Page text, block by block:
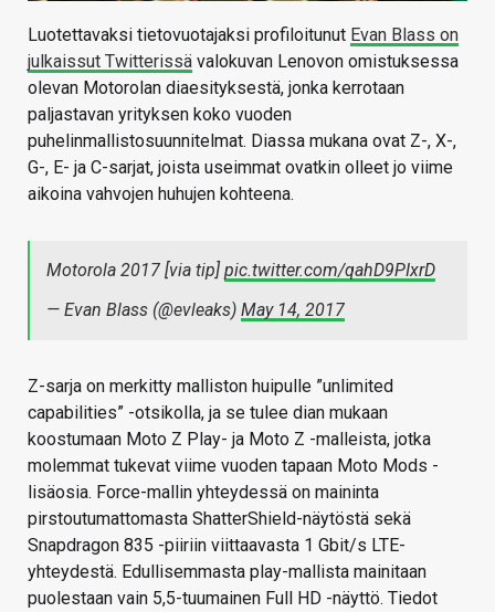
Luotettavaksi tietovuotajaksi profiloitunut Evan Blass on
julkaissut Twitterissä valokuvan Lenovon omistuksessa
olevan Motorolan diaesityksestä, jonka kerrotaan
paljastavan yrityksen koko vuoden
puhelinmallistosuunnitelmat. Diassa mukana ovat Z-, X-,
G-, E- ja C-sarjat, joista useimmat ovatkin olleet jo viime
aikoina vahvojen huhujen kohteena.
Motorola 2017 [via tip] pic.twitter.com/qahD9PIxrD
— Evan Blass (@evleaks) May 14, 2017
Z-sarja on merkitty malliston huipulle ”unlimited
capabilities” -otsikolla, ja se tulee dian mukaan
koostumaan Moto Z Play- ja Moto Z -malleista, jotka
molemmat tukevat viime vuoden tapaan Moto Mods -
lisäosia. Force-mallin yhteydessä on maininta
pirstoutumattomasta ShatterShield-näytöstä sekä
Snapdragon 835 -piiriin viittaavasta 1 Gbit/s LTE-
yhteydestä. Edullisemmasta play-mallista mainitaan
puolestaan vain 5,5-tuumainen Full HD -näyttö. Tiedot